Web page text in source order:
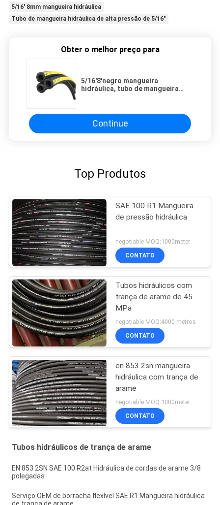
5/16' 8mm mangueira hidráulica
Tubo de mangueira hidráulica de alta pressão de 5/16"
Obter o melhor preço para
5/16'8'negro mangueira
hidráulica, tubo de mangueira
Continue
Top Produtos
SAE 100 R1 Mangueira
de pressão hidráulica
negotiable MOQ:1000meter
CONTATO
Tubos hidráulicos com
trança de arame de 45
MPa
negotiable MOQ:4000 metros
CONTATO
en 853 2sn mangueira
hidráulica com trança de
arame
negotiable MOQ:1000meter
CONTATO
Tubos hidráulicos de trança de arame
EN 853 2SN SAE 100 R2at Hidráulica de cordas de arame 3/8
polegadas
Serviço OEM de borracha flexível SAE R1 Mangueira hidráulica